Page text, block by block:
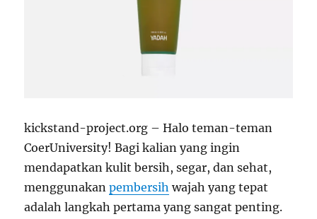
kickstand-project.org – Halo teman-teman
CoerUniversity! Bagi kalian yang ingin
mendapatkan kulit bersih, segar, dan sehat,
menggunakanpembersih wajah yang tepat
adalah langkah pertama yang sangat penting.